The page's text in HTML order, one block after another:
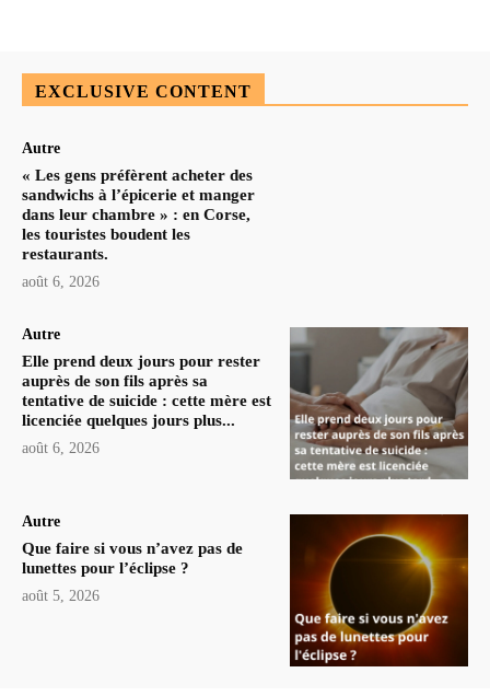
EXCLUSIVE CONTENT
Autre
« Les gens préfèrent acheter des
sandwichs à l’épicerie et manger
dans leur chambre » : en Corse,
les touristes boudent les
restaurants.
août 6, 2026
Autre
Elle prend deux jours pour rester
auprès de son fils après sa
tentative de suicide : cette mère est
licenciée quelques jours plus...
août 6, 2026
Autre
Que faire si vous n’avez pas de
lunettes pour l’éclipse ?
août 5, 2026